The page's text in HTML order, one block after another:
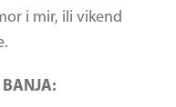
i mir, ili vikend
BANJA: